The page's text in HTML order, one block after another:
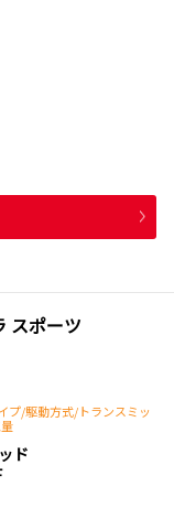
スポーツ
プ/駆動方式/トランスミッ
ド